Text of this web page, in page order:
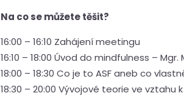
Na co se můžete těšit?
16:00 – 16:10 Zahájení meetingu
16:10 – 18:00 Úvod do mindfulness – Mgr.
18:00 – 18:30 Co je to ASF aneb co
18:30 – 20:00 Vývojové teorie ve vztahu